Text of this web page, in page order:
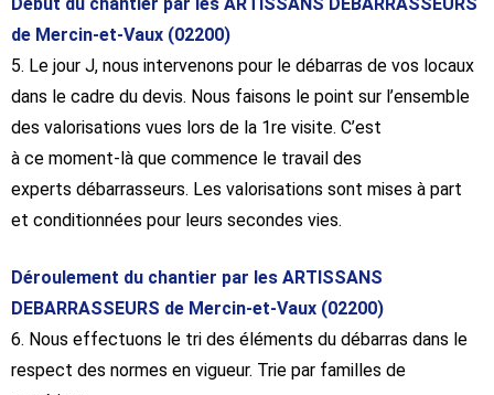
Début du chantier par les ARTISSANS DEBARRASSEURS
de Mercin-et-Vaux (02200)
5. Le jour J, nous intervenons pour le débarras de vos locaux
dans le cadre du devis. Nous faisons le point sur l’ensemble
des valorisations vues lors de la 1re visite. C’est
à ce moment-là que commence le travail des
experts débarrasseurs. Les valorisations sont mises à part
et conditionnées pour leurs secondes vies.
Déroulement du chantier par les ARTISSANS
DEBARRASSEURS de Mercin-et-Vaux (02200)
6. Nous effectuons le tri des éléments du débarras dans le
respect des normes en vigueur. Trie par familles de